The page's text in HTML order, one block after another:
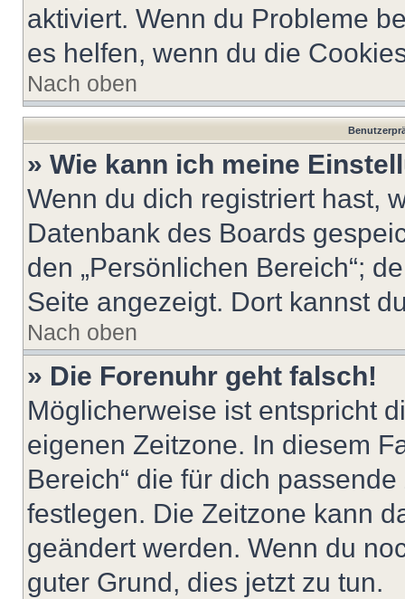
aktiviert. Wenn du Probleme
es helfen, wenn du die
Nach oben
» Wie kann ich meine
Wenn du dich registriert hast,
Datenbank des Boards
den „Persönlichen Bereich“;
Seite angezeigt. Dort kannst
Nach oben
» Die Forenuhr geht falsch!
Möglicherweise ist entspricht
eigenen Zeitzone. In diesem
Bereich“ die für dich
festlegen. Die Zeitzone kann
geändert werden. Wenn du
guter Grund, dies jetzt zu tun.